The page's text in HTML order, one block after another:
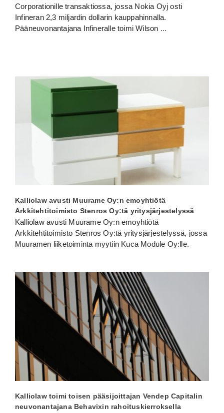
Corporationille transaktiossa, jossa Nokia Oyj osti
Infineran 2,3 miljardin dollarin kauppahinnalla.
Pääneuvonantajana Infineralle toimi Wilson ...
Kalliolaw avusti Muurame Oy:n emoyhtiötä
Arkkitehtitoimisto Stenros Oy:tä yritysjärjestelyssä
Kalliolaw avusti Muurame Oy:n emoyhtiötä
Arkkitehtitoimisto Stenros Oy:tä yritysjärjestelyssä, jossa
Muuramen liiketoiminta myytiin Kuca Module Oy:lle.
Kalliolaw toimi toisen pääsijoittajan Vendep Capitalin
neuvonantajana Behavixin rahoituskierroksella